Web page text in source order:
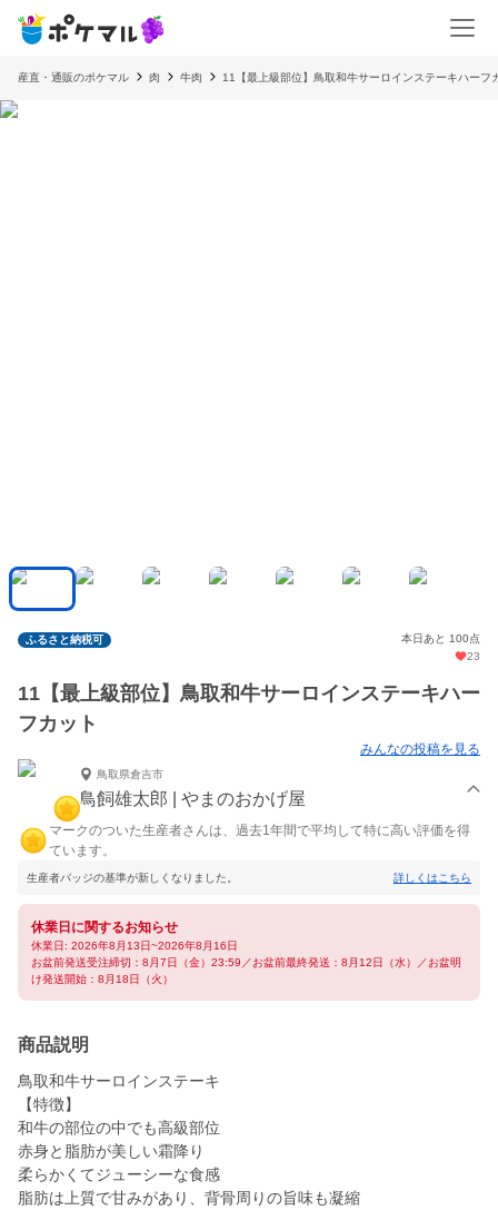
産直・通販のポケマル 肉 牛肉 11【最上級部位】鳥取和牛サーロインステーキハーフ
ふるさと納税可
本日あと 100点
23
11【最上級部位】鳥取和牛サーロインステーキハー
フカット
みんなの投稿を見る
鳥取県倉吉市
鳥飼雄太郎 | やまのおかげ屋
マークのついた生産者さんは、過去1年間で平均して特に高い評価を得
ています。
生産者バッジの基準が新しくなりました。 詳しくはこちら
休業日に関するお知らせ
休業日: 2026年8月13日~2026年8月16日
お盆前発送受注締切：8月7日（金）23:59／お盆前最終発送：8月12日（水）／お盆明
け発送開始：8月18日（火）
商品説明
鳥取和牛サーロインステーキ
【特徴】
和牛の部位の中でも高級部位
赤身と脂肪が美しい霜降り
柔らかくてジューシーな食感
脂肪は上質で甘みがあり、背骨周りの旨味も凝縮